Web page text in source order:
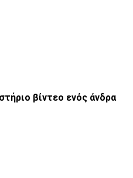
βίντεο ενός άνδρα